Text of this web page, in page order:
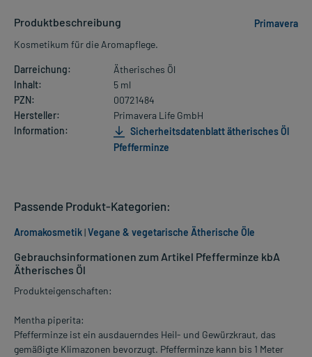
Produktbeschreibung
Primavera
Kosmetikum für die Aromapflege.
Darreichung:
Ätherisches Öl
Inhalt:
5 ml
PZN:
00721484
Hersteller:
Primavera Life GmbH
Information:
Sicherheitsdatenblatt ätherisches Öl
Pfefferminze
Gebrauchsinformationen zum Artikel Pfefferminze kbA
Ätherisches Öl
Produkteigenschaften:
Mentha piperita:
Pfefferminze ist ein ausdauerndes Heil- und Gewürzkraut, das
gemäßigte Klimazonen bevorzugt. Pfefferminze kann bis 1 Meter
Passende Produkt-Kategorien:
Aromakosmetik|Vegane & vegetarische Ätherische Öle